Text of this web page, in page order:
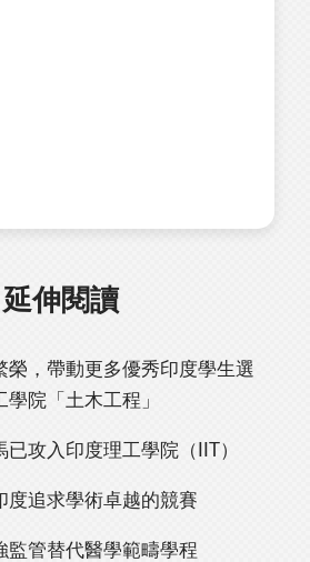
延伸閱讀
榮，帶動更多優秀印度學生選
院「土木工程」
攻入印度理工學院（IIT）
度追求學術卓越的競賽
監管替代醫學範疇學程